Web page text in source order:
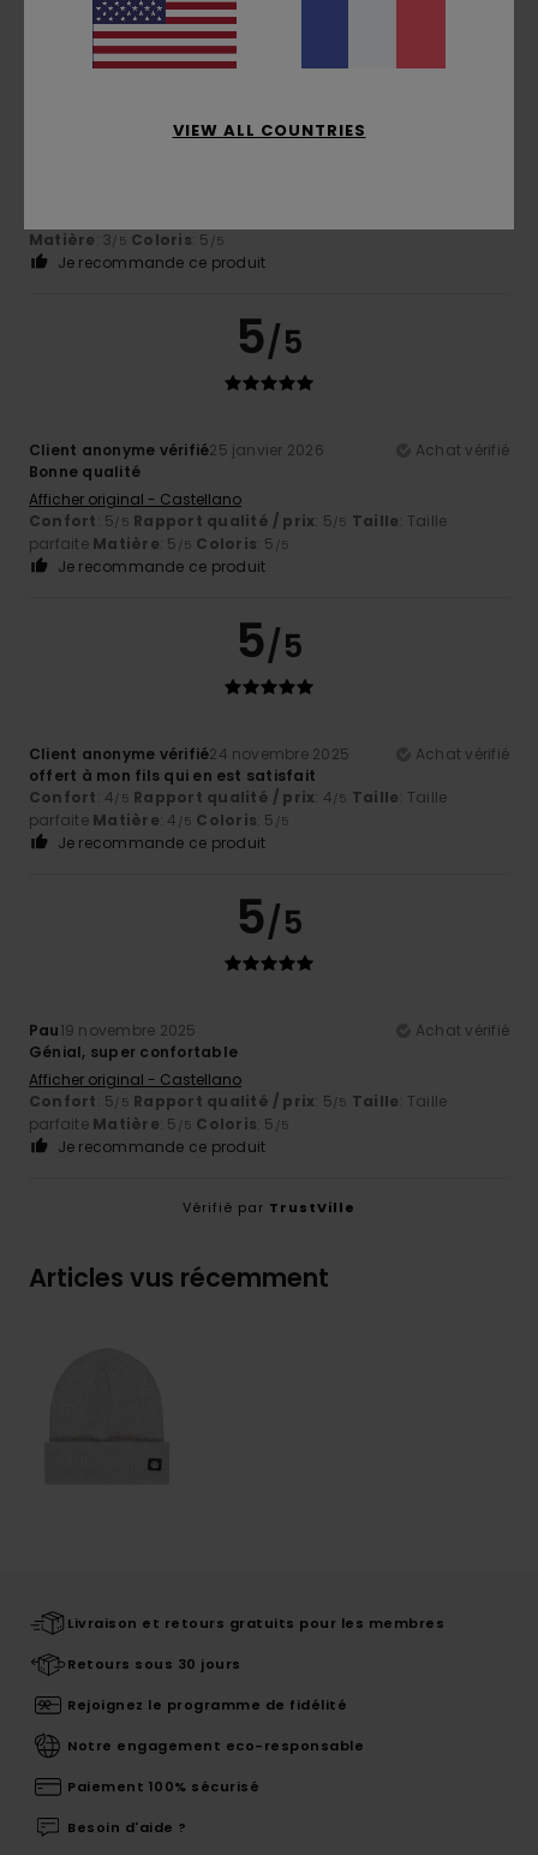
4
Matière: 3 /5 Coloris: 5 /5
Je recommande ce produit
5/5
Client anonyme vérifié25 janvier 2026
Achat vérifié
Bonne qualité
Afficher original - Castellano
Confort: 5 /5 Rapport qualité / prix: 5 /5 Taille: Taille
parfaite Matière: 5 /5 Coloris: 5 /5
Je recommande ce produit
5/5
Client anonyme vérifié24 novembre 2025
Achat vérifié
offert à mon fils qui en est satisfait
Confort: 4 /5 Rapport qualité / prix: 4 /5 Taille: Taille
parfaite Matière: 4 /5 Coloris: 5 /5
Je recommande ce produit
5/5
Pau19 novembre 2025
Achat vérifié
Génial, super confortable
Afficher original - Castellano
Confort: 5 /5 Rapport qualité / prix: 5 /5 Taille: Taille
parfaite Matière: 5 /5 Coloris: 5 /5
Je recommande ce produit
Vérifié par TrustVille
Articles vus récemment
Livraison et retours gratuits pour les membres
Retours sous 30 jours
Rejoignez le programme de fidélité
Notre engagement eco-responsable
Paiement 100% sécurisé
Besoin d'aide ?
VIEW ALL COUNTRIES